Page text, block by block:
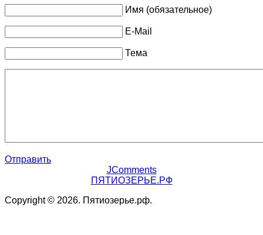
Имя (обязательное)
E-Mail
Тема
Отправить
JComments
ПЯТИОЗЕРЬЕ.РФ
Copyright © 2026. Пятиозерье.рф.